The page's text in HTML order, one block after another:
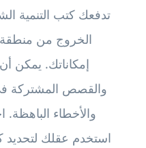
تدفعك كتب التنمية
الخروج من
إمكاناتك. يمكن
والقصص المشتركة
والأخطاء
استخدم عقلك لتحديد